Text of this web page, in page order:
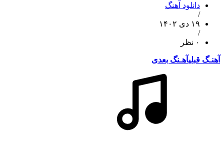
دانلود آهنگ
/
۱۹ دی ۱۴۰۲
/
۰ نظر
آهنـگ قبلیآهـنگ بعدی